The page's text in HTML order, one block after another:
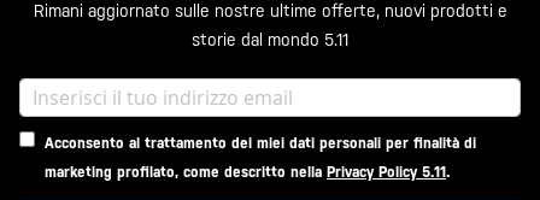
Rimani aggiornato sulle nostre ultime offerte, nuovi prodotti e
storie dal mondo 5.11
Acconsento al trattamento dei miei dati personali per finalità di
marketing profilato, come descritto nella Privacy Policy 5.11.